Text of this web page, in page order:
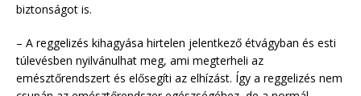
biztonságot is.
– A reggelizés kihagyása hirtelen jelentkező étvágyban és esti
túlevésben nyilvánulhat meg, ami megterheli az
emésztőrendszert és elősegíti az elhízást. Így a reggelizés nem